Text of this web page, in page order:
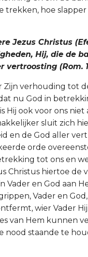
trekken, hoe
Jezus Christus
Hij, die de
vertroosting (Rom.
verhouding tot
nu God in
Hij ook voor ons niet
sluit zich
en de God aller
orde
tot ons en
Christus hiertoe de
Vader en God aan
Vader en
wier Vader Hij
van Hem kunnen
nood staande te